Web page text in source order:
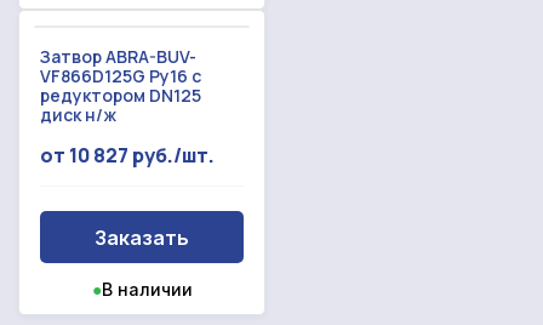
Затвор ABRA-BUV-
VF866D125G Ру16 с
редуктором DN125
диск н/ж
от 10 827 руб./шт.
Заказать
●В наличии